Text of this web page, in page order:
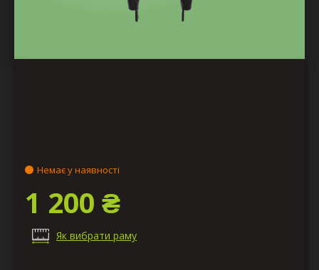
Немає у наявності
1 200 ₴
Як вибрати раму